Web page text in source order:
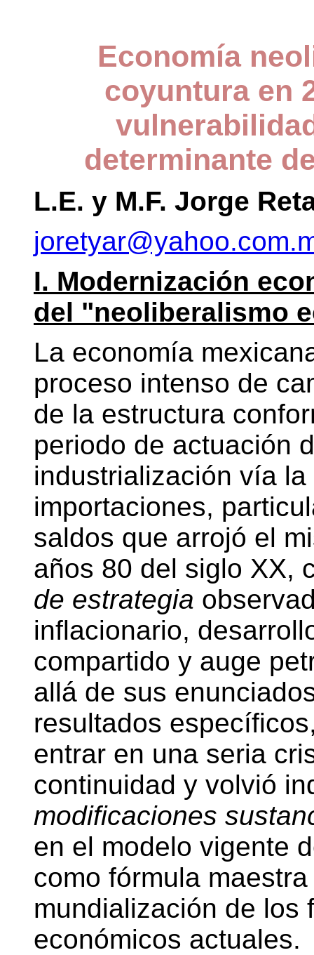
Economía
coyuntura en
determinante
L.E. y M.F. Jorge
I. Modernización
del "neoliberalismo
La economía
proceso intenso de
de la estructura
periodo de actuación
industrialización vía
importaciones,
saldos que arrojó el
años 80 del siglo XX,
de estrategia
inflacionario,
compartido y auge
allá de sus
resultados
entrar en una seria
continuidad y volvió
modificaciones
en el modelo vigente
como fórmula
mundialización de los
económicos actuales.